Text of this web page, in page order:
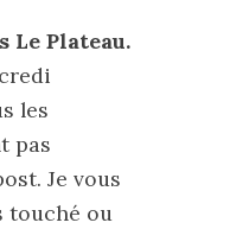
Le Plateau.
les
pas
Je vous
touché ou